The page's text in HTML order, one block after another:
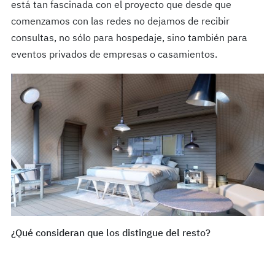
está tan fascinada con el proyecto que desde que
comenzamos con las redes no dejamos de recibir
consultas, no sólo para hospedaje, sino también para
eventos privados de empresas o casamientos.
¿Qué consideran que los distingue del resto?